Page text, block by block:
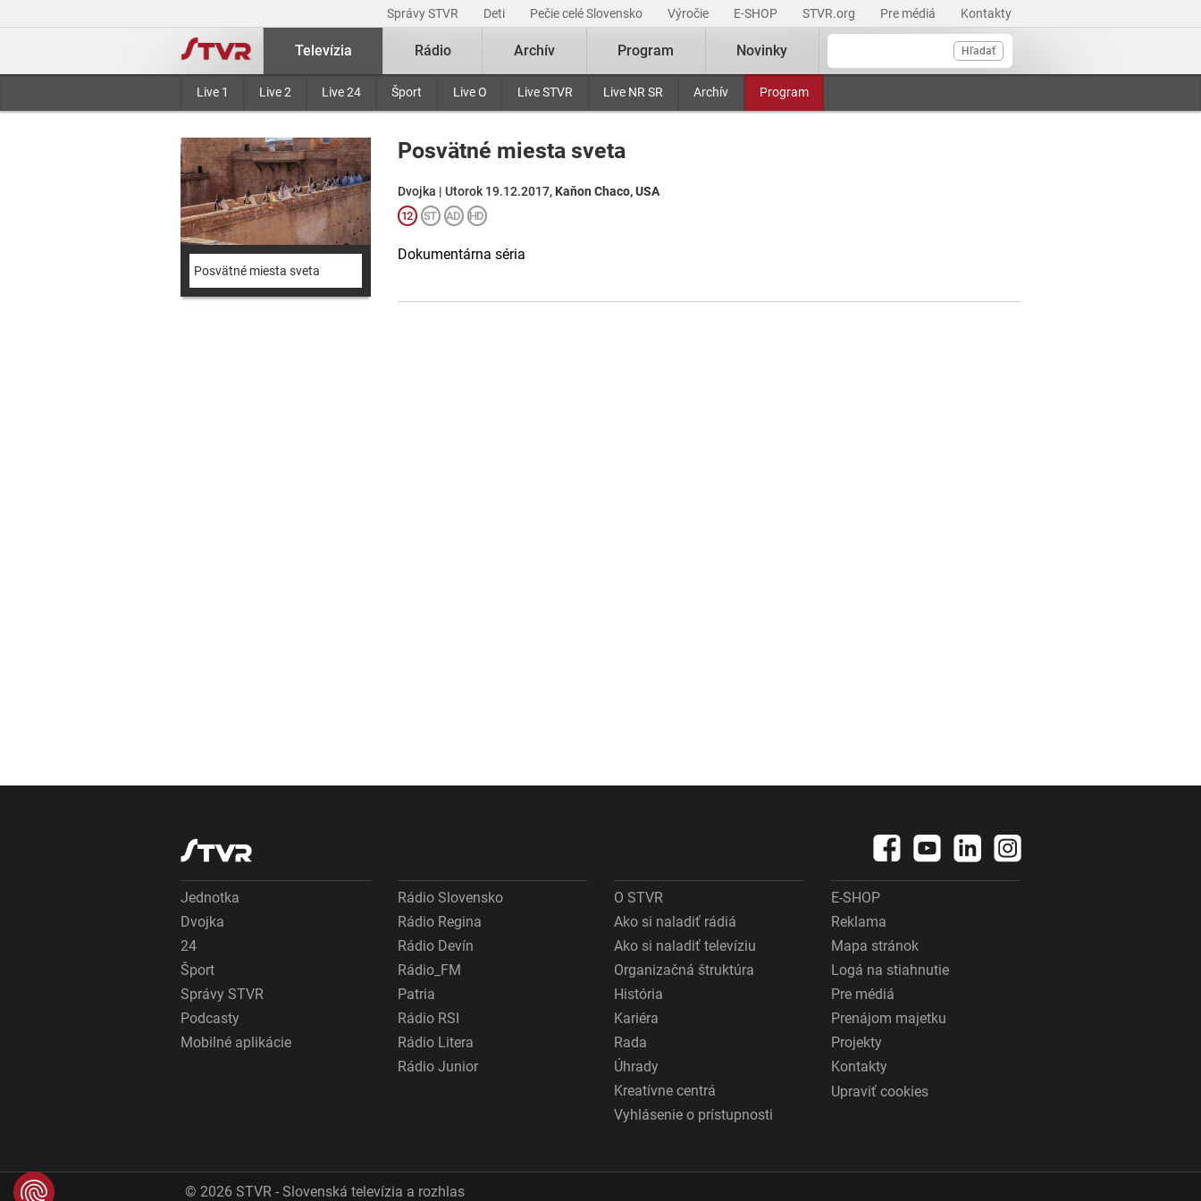
Správy STVR Deti Pečie celé Slovensko Výročie E-SHOP STVR.org Pre médiá Kontakty
Hľadať
Televízia
Live 1 Live 2 Live 24 Šport Live O Live STVR Live NR SR Archív Program
Rádio Archív Program Novinky
Posvätné miesta sveta
Posvätné miesta sveta
Dvojka | Utorok 19.12.2017, Kaňon Chaco, USA
Dokumentárna séria
Jednotka
Dvojka
24
Šport
Správy STVR
Podcasty
Mobilné aplikácie
Rádio Slovensko
Rádio Regina
Rádio Devín
Rádio_FM
Patria
Rádio RSI
Rádio Litera
Rádio Junior
O STVR
Ako si naladiť rádiá
Ako si naladiť televíziu
Organizačná štruktúra
História
Kariéra
Rada
Úhrady
Kreatívne centrá
Vyhlásenie o prístupnosti
E-SHOP
Reklama
Mapa stránok
Logá na stiahnutie
Pre médiá
Prenájom majetku
Projekty
Kontakty
Upraviť cookies
© 2026 STVR - Slovenská televízia a rozhlas